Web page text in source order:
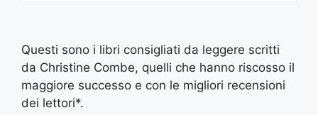
Questi sono i libri consigliati da leggere scritti
da Christine Combe, quelli che hanno riscosso il
maggiore successo e con le migliori recensioni
dei lettori*.